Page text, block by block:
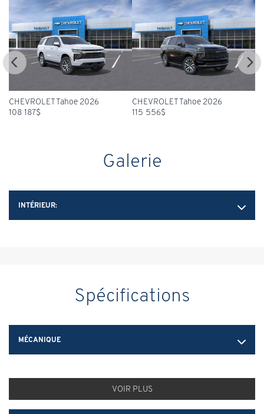
CHEVROLET Tahoe 2026
CHEVROLET Tahoe 2026
Galerie
INTÉRIEUR:
Spécifications
MÉCANIQUE
VOIR PLUS